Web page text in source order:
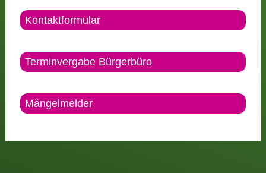
Kontaktformular
Terminvergabe Bürgerbüro
Mängelmelder